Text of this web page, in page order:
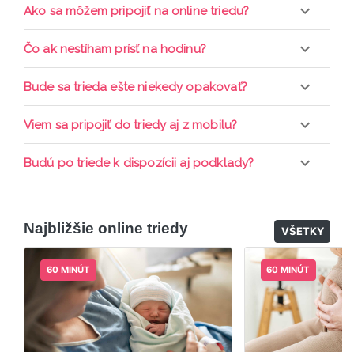
Ako sa môžem pripojiť na online triedu?
Pripojenie do online triedy prebieha priamo cez
prihlásiť do triedy.
Čo ak nestíham prísť na hodinu?
Každá trieda sa nahráva a je k dispozícií po dobu 7
Bude sa trieda ešte niekedy opakovať?
Triedy sa priebežne opakujú, stačí sledovať ponuku
Viem sa pripojiť do triedy aj z mobilu?
Áno, pripojenie do triedy je možné aj cez mobil,
Budú po triede k dispozícii aj podklady?
dispozícií.
Najbližšie online triedy VŠETKY
60 MINÚT 60 MINÚT